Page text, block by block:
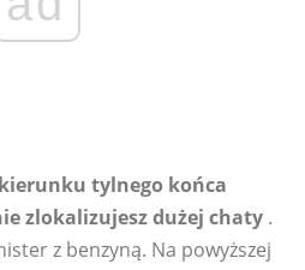
kierunku tylnego końca
zlokalizujesz dużej chaty .
z benzyną. Na powyższej